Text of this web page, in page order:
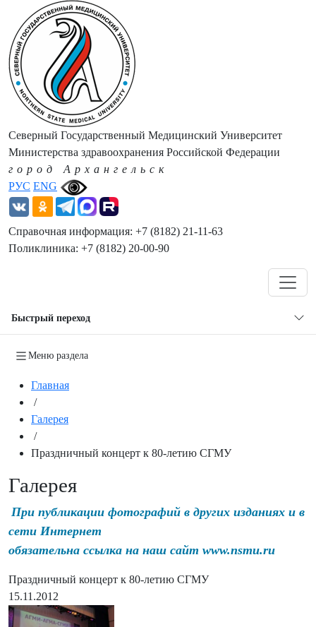
РУС ENG
Северный Государственный Медицинский Университет
Министерства здравоохранения Российской Федерации
город Архангельск
Справочная информация: +7 (8182) 21-11-63
Поликлиника: +7 (8182) 20-00-90
Быстрый переход
Меню раздела
Главная
/
Галерея
/
Праздничный концерт к 80-летию СГМУ
Галерея
При публикации фотографий в других изданиях и в
сети Интернет
обязательна ссылка на наш сайт www.nsmu.ru
Праздничный концерт к 80-летию СГМУ
15.11.2012